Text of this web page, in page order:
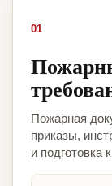
01
Пожарная
приказы,
и подготовка